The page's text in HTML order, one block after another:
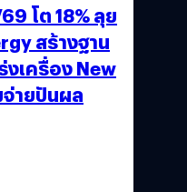
โต 18% ลุย
สร้างฐาน
งเครื่อง New
ายปันผล